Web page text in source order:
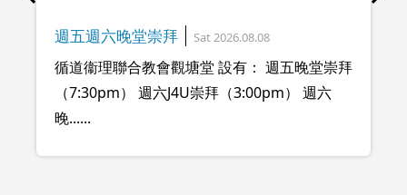
週五週六晚堂崇拜 Sat 2026.08.08
循道衞理聯合教會觀塘堂 設有： 週五晚堂崇拜
（7:30pm） 週六J4U崇拜（3:00pm） 週六
晚......